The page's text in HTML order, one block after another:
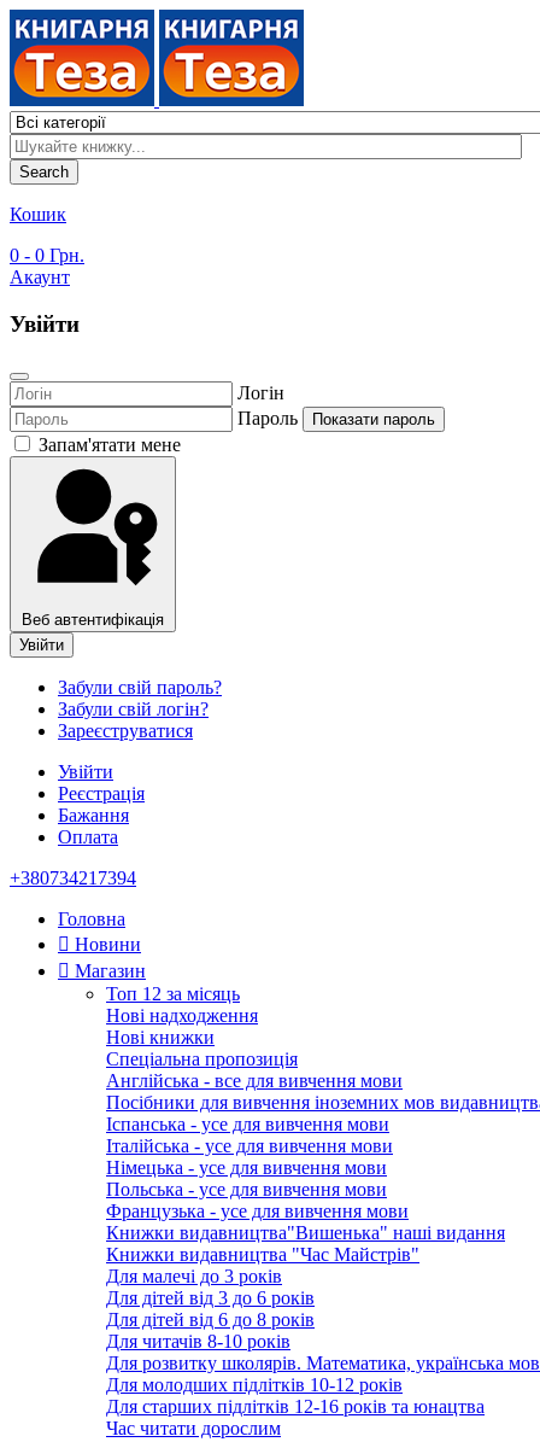
Search
Кошик
0 - 0 Грн.
Акаунт
Увійти
Логін
Пароль
Показати пароль
Запам'ятати мене
Веб автентифікація
Увійти
Забули свій пароль?
Забули свій логін?
Зареєструватися
Увійти
Реєстрація
Бажання
Оплата
+380734217394
Головна
Новини
Магазин
Топ 12 за місяць
Нові надходження
Нові книжки
Спеціальна пропозиція
Англійська - все для вивчення мови
Посібники для вивчення іноземних мов
Іспанська - усе для вивчення мови
Італійська - усе для вивчення мови
Німецька - усе для вивчення мови
Польська - усе для вивчення мови
Французька - усе для вивчення мови
Книжки видавництва"Вишенька" наші видання
Книжки видавництва "Час Майстрів"
Для малечі до 3 років
Для дітей від 3 до 6 років
Для дітей від 6 до 8 років
Для читачів 8-10 років
Для розвитку школярів. Математика, українська
Для молодших підлітків 10-12 років
Для старших підлітків 12-16 років та юнацтва
Час читати дорослим